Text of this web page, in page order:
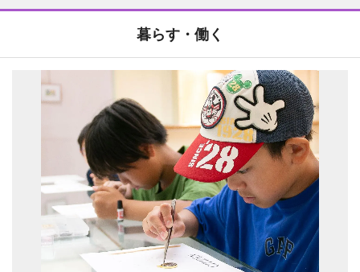
暮らす・働く